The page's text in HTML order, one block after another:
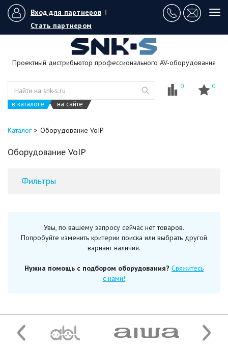
Вход для партнеров |
Стать партнером
Проектный дистрибьютор профессионального AV-оборудования
в каталоге на сайте
0 0
Каталог Оборудование VoIP
Оборудование VoIP
Фильтры
Увы, по вашему запросу сейчас нет товаров.
Попробуйте изменить критерии поиска или выбрать другой
вариант наличия.
Нужна помощь с подбором оборудования? Свяжитесь
с нами!